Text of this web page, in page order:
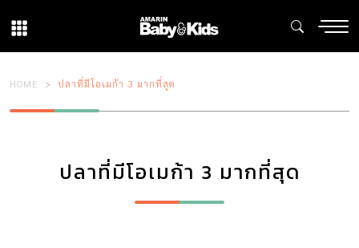
HOME ปลาที่มีโอเมก้า 3 มากที่สุด
ปลาที่มีโอเมก้า 3 มากที่สุด